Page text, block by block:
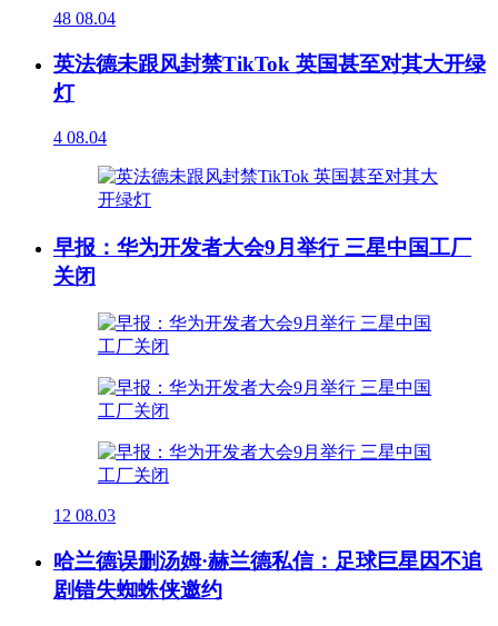
48 08.04
英法德未跟风封禁TikTok 英国甚至对其大开绿
灯
4 08.04
早报：华为开发者大会9月举行 三星中国工厂
关闭
12 08.03
哈兰德误删汤姆·赫兰德私信：足球巨星因不追
剧错失蜘蛛侠邀约